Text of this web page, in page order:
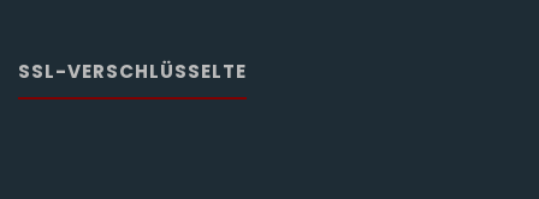
SSL-VERSCHLÜSSELTE